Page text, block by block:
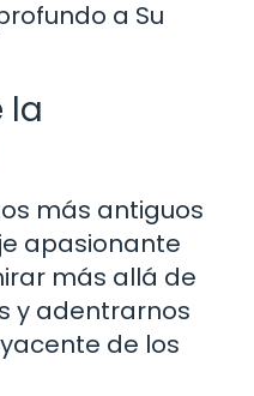
a Su
la
más antiguos
apasionante
más allá de
y adentrarnos
de los